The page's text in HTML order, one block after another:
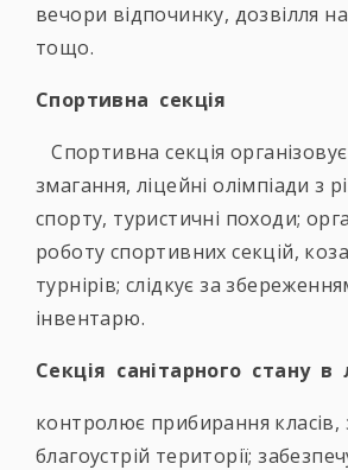
вечори відпочинку, дозвілля
тощо.
Спортивна секція
Спортивна секція
змагання, ліцейні олімпіади з
спорту, туристичні походи;
роботу спортивних секцій,
турнірів; слідкує за
інвентарю.
Секція санітарного стану в
контролює прибирання класів,
благоустрій території;